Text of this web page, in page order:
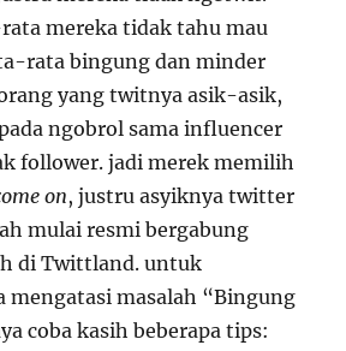
mereka tidak tahu mau
rata bingung dan minder
yang twitnya asik-asik,
ngobrol sama influencer
follower. jadi merek memilih
on, justru asyiknya twitter
mulai resmi bergabung
di Twittland. untuk
mengatasi masalah “Bingung
coba kasih beberapa tips: